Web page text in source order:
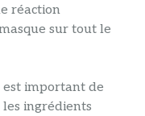
réaction
sur tout le
est important de
ingrédients